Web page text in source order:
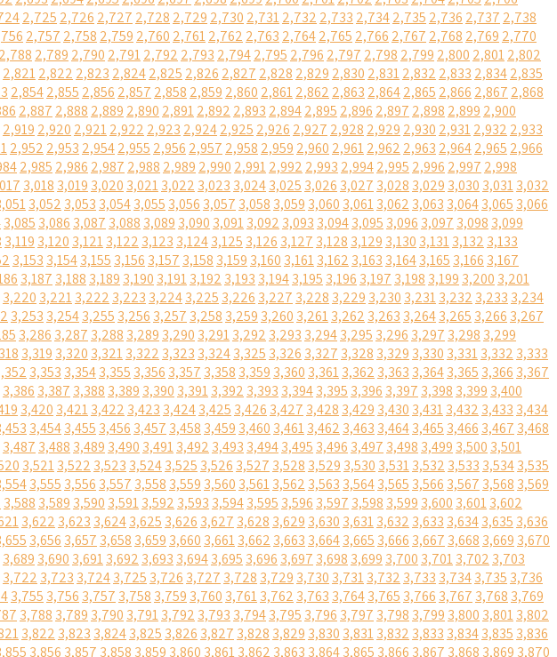
2,725 2,726 2,727 2,728 2,729 2,730 2,7312,732 2,733 2,7342,735 2,736 2,737 2,738
2,757 2,758 2,759 2,760 2,7612,762 2,763 2,7642,765 2,766 2,767 2,768 2,769 2,770
2,788 2,789 2,790 2,7912,792 2,793 2,7942,795 2,796 2,797 2,798 2,799 2,800 2,8012,802
2,8212,822 2,823 2,8242,825 2,826 2,827 2,828 2,829 2,830 2,8312,832 2,833 2,8342,835
2,8542,855 2,856 2,857 2,858 2,859 2,860 2,8612,862 2,863 2,8642,865 2,866 2,867 2,868
2,887 2,888 2,889 2,890 2,8912,892 2,893 2,8942,895 2,896 2,897 2,898 2,899 2,900
2,919 2,920 2,9212,922 2,923 2,9242,925 2,926 2,927 2,928 2,929 2,930 2,9312,932 2,933
2,952 2,953 2,9542,955 2,956 2,957 2,958 2,959 2,960 2,9612,962 2,963 2,9642,965 2,966
2,985 2,986 2,987 2,988 2,989 2,990 2,9912,992 2,993 2,9942,995 2,996 2,997 2,998
3,018 3,019 3,020 3,0213,022 3,023 3,0243,025 3,026 3,027 3,028 3,029 3,030 3,0313,032
3,052 3,053 3,0543,055 3,056 3,057 3,058 3,059 3,060 3,0613,062 3,063 3,0643,065 3,066
3,085 3,086 3,087 3,088 3,089 3,090 3,0913,092 3,093 3,0943,095 3,096 3,097 3,098 3,099
3,119 3,120 3,1213,122 3,123 3,1243,125 3,126 3,127 3,128 3,129 3,130 3,1313,132 3,133
3,153 3,1543,155 3,156 3,157 3,158 3,159 3,160 3,1613,162 3,163 3,1643,165 3,166 3,167
3,187 3,188 3,189 3,190 3,1913,192 3,193 3,1943,195 3,196 3,197 3,198 3,199 3,200 3,201
3,220 3,2213,222 3,223 3,2243,225 3,226 3,227 3,228 3,229 3,230 3,2313,232 3,233 3,234
3,253 3,2543,255 3,256 3,257 3,258 3,259 3,260 3,2613,262 3,263 3,2643,265 3,266 3,267
3,286 3,287 3,288 3,289 3,290 3,2913,292 3,293 3,2943,295 3,296 3,297 3,298 3,299
3,319 3,320 3,3213,322 3,323 3,3243,325 3,326 3,327 3,328 3,329 3,330 3,3313,332 3,333
3,353 3,3543,355 3,356 3,357 3,358 3,359 3,360 3,3613,362 3,363 3,3643,365 3,366 3,367
3,386 3,387 3,388 3,389 3,390 3,3913,392 3,393 3,3943,395 3,396 3,397 3,398 3,399 3,400
3,420 3,4213,422 3,423 3,4243,425 3,426 3,427 3,428 3,429 3,430 3,4313,432 3,433 3,434
3,4543,455 3,456 3,457 3,458 3,459 3,460 3,4613,462 3,463 3,4643,465 3,466 3,467 3,468
3,487 3,488 3,489 3,490 3,4913,492 3,493 3,4943,495 3,496 3,497 3,498 3,499 3,500 3,501
3,5213,522 3,523 3,5243,525 3,526 3,527 3,528 3,529 3,530 3,5313,532 3,533 3,5343,535
3,555 3,556 3,557 3,558 3,559 3,560 3,5613,562 3,563 3,5643,565 3,566 3,567 3,568 3,569
3,588 3,589 3,590 3,5913,592 3,593 3,5943,595 3,596 3,597 3,598 3,599 3,600 3,6013,602
3,622 3,623 3,6243,625 3,626 3,627 3,628 3,629 3,630 3,6313,632 3,633 3,6343,635 3,636
3,656 3,657 3,658 3,659 3,660 3,6613,662 3,663 3,6643,665 3,666 3,667 3,668 3,669 3,670
3,689 3,690 3,6913,692 3,693 3,6943,695 3,696 3,697 3,698 3,699 3,700 3,7013,702 3,703
3,722 3,723 3,7243,725 3,726 3,727 3,728 3,729 3,730 3,7313,732 3,733 3,7343,735 3,736
3,755 3,756 3,757 3,758 3,759 3,760 3,7613,762 3,763 3,7643,765 3,766 3,767 3,768 3,769
3,788 3,789 3,790 3,7913,792 3,793 3,7943,795 3,796 3,797 3,798 3,799 3,800 3,8013,802
3,822 3,823 3,8243,825 3,826 3,827 3,828 3,829 3,830 3,8313,832 3,833 3,8343,835 3,836
3,856 3,857 3,858 3,859 3,860 3,8613,862 3,863 3,8643,865 3,866 3,867 3,868 3,869 3,870